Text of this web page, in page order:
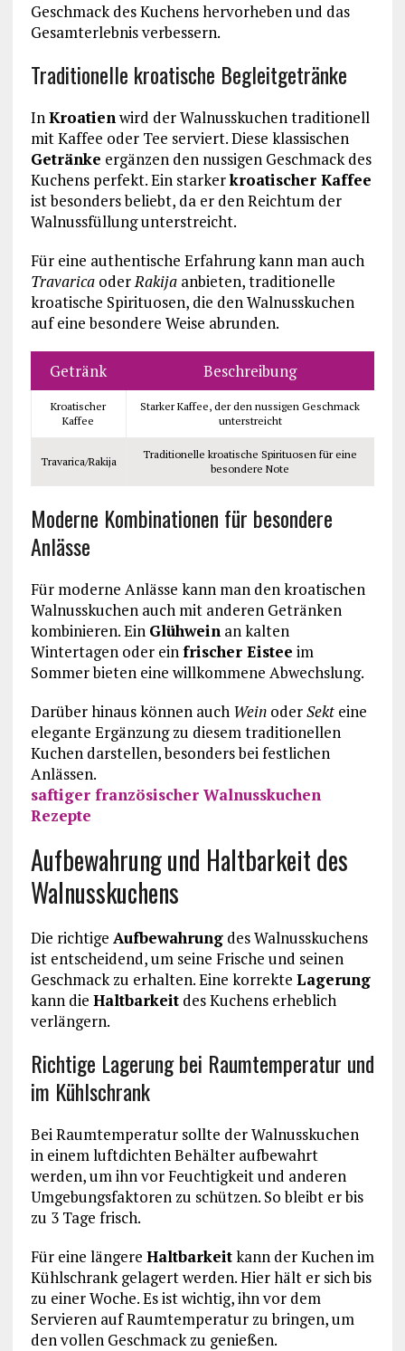
Geschmack des Kuchens hervorheben und das
Gesamterlebnis verbessern.
Traditionelle kroatische Begleitgetränke
InKroatienwird der Walnusskuchen traditionell
mit Kaffee oder Tee serviert. Diese klassischen
Getränke ergänzen den nussigen Geschmack des
Kuchens perfekt. Ein starkerkroatischer Kaffee
ist besonders beliebt, da er den Reichtum der
Walnussfüllung unterstreicht.
Für eine authentische Erfahrung kann man auch
TravaricaoderRakijaanbieten, traditionelle
kroatische Spirituosen, die den Walnusskuchen
auf eine besondere Weise abrunden.
Getränk Beschreibung
Kroatischer
Kaffee
Starker Kaffee, der den nussigen Geschmack
unterstreicht
Travarica/Rakija
Traditionelle kroatische Spirituosen für eine
besondere Note
Moderne Kombinationen für besondere
Anlässe
Für moderne Anlässe kann man den kroatischen
Walnusskuchen auch mit anderen Getränken
kombinieren. Ein Glühweinan kalten
Wintertagen oder einfrischer Eistee im
Sommer bieten eine willkommene Abwechslung.
Darüber hinaus können auch WeinoderSekteine
elegante Ergänzung zu diesem traditionellen
Kuchen darstellen, besonders bei festlichen
Anlässen.
saftiger französischer Walnusskuchen
Rezepte
Aufbewahrung und Haltbarkeit des
Walnusskuchens
Die richtige Aufbewahrungdes Walnusskuchens
ist entscheidend, um seine Frische und seinen
Geschmack zu erhalten. Eine korrekte Lagerung
kann die Haltbarkeitdes Kuchens erheblich
verlängern.
Richtige Lagerung bei Raumtemperatur und
im Kühlschrank
Bei Raumtemperatur sollte der Walnusskuchen
in einem luftdichten Behälter aufbewahrt
werden, um ihn vor Feuchtigkeit und anderen
Umgebungsfaktoren zu schützen. So bleibt er bis
zu 3 Tage frisch.
Für eine längere Haltbarkeitkann der Kuchen im
Kühlschrank gelagert werden. Hier hält er sich bis
zu einer Woche. Es ist wichtig, ihn vor dem
Servieren auf Raumtemperatur zu bringen, um
den vollen Geschmack zu genießen.